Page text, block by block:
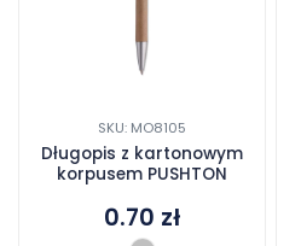
SKU: MO8105
Długopis z kartonowym
korpusem PUSHTON
0.70 zł